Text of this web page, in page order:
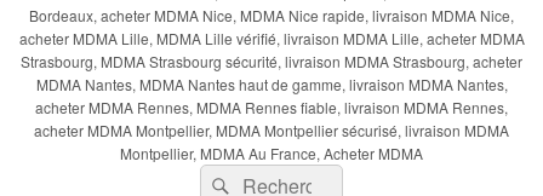
Bordeaux, acheter MDMA Nice, MDMA Nice rapide, livraison MDMA Nice,
acheter MDMA Lille, MDMA Lille vérifié, livraison MDMA Lille, acheter MDMA
Strasbourg, MDMA Strasbourg sécurité, livraison MDMA Strasbourg, acheter
MDMA Nantes, MDMA Nantes haut de gamme, livraison MDMA Nantes,
acheter MDMA Rennes, MDMA Rennes fiable, livraison MDMA Rennes,
acheter MDMA Montpellier, MDMA Montpellier sécurisé, livraison MDMA
Montpellier, MDMA Au France, Acheter MDMA
Recherche :
Rechercher